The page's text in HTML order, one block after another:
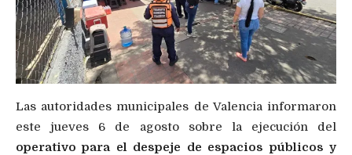
Las autoridades municipales de Valencia informaron
este jueves 6 de agosto sobre la ejecución del
operativo para el despeje de espacios públicos y